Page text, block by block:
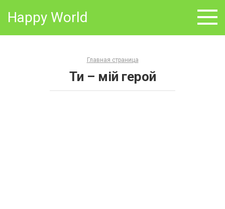
Happy World
Главная страница
Ти – мій герой